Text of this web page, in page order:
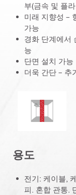
부(금속 및 플
미래 지향성 –
가능
경화 단계에서
능
단면 설치 가능
더욱 간단 – 추
곰팡이 및
용도
전기: 케이블,
피. 혼합 관통.